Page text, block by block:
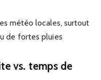
météo locales, surtout
de fortes pluies
vs. temps de